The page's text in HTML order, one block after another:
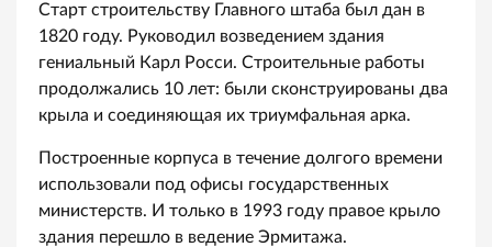
Старт строительству Главного штаба был дан в
1820 году. Руководил возведением здания
гениальный Карл Росси. Строительные работы
продолжались 10 лет: были сконструированы два
крыла и соединяющая их триумфальная арка.
Построенные корпуса в течение долгого времени
использовали под офисы государственных
министерств. И только в 1993 году правое крыло
здания перешло в ведение Эрмитажа.